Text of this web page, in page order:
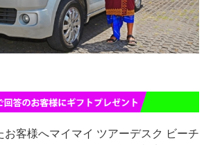
お客様へマイマイ ツアーデスク ビーチ